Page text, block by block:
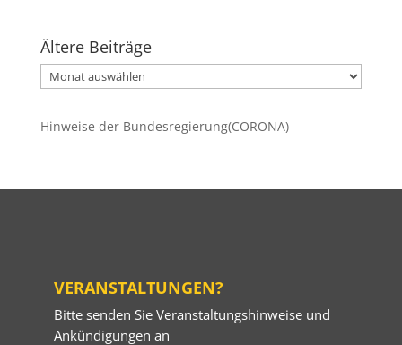
Ältere Beiträge
Ältere
Beiträge
Hinweise der Bundesregierung(CORONA)
VERANSTALTUNGEN?
Bitte senden Sie Veranstaltungshinweise und
Ankündigungen an